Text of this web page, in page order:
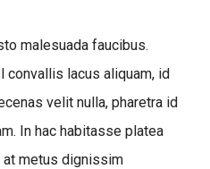
malesuada faucibus.
lacus aliquam, id
velit nulla, pharetra id
In hac habitasse platea
at metus dignissim